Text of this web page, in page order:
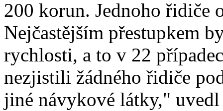
200 korun. Jednoho řidiče
Nejčastějším přestupkem
rychlosti, a to v 22
nezjistili žádného řidiče
jiné návykové látky,"